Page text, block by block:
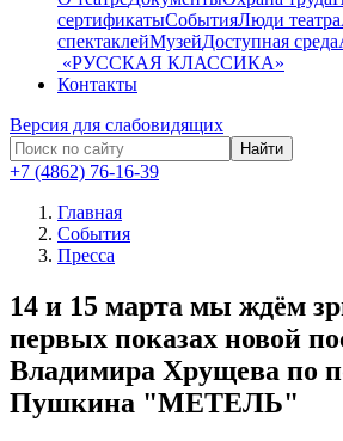
сертификатыСобытияЛюди театра
спектаклейМузейДоступная среда
​ «РУССКАЯ КЛАССИКА»
Контакты
Версия для слабовидящих
Найти
+7 (4862) 76-16-39
Главная
События
Пресса
14 и 15 марта мы ждём
первых показах новой
Владимира Хрущева по
Пушкина "МЕТЕЛЬ"